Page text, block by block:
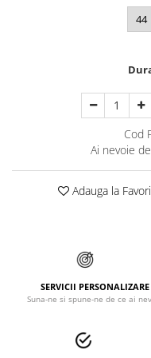
Accesorii alpinism utilitar
Puncte de ancorare
Incaltaminte
Pantofi de protectie
Bocanci de protectie
44
Cod
Ai nevoie
Adauga la
SERVICII PERSONALIZARE
Suna-ne si spune-ne de ce ai